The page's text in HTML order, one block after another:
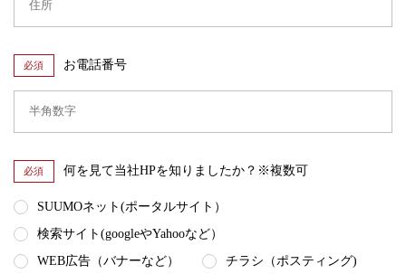
必須 お電話番号
必須 何を見て当社HPを知りましたか？※複数可
SUUMOネット(ポータルサイト）
検索サイト(googleやYahooなど）
WEB広告（バナーなど）
チラシ（ポスティング)